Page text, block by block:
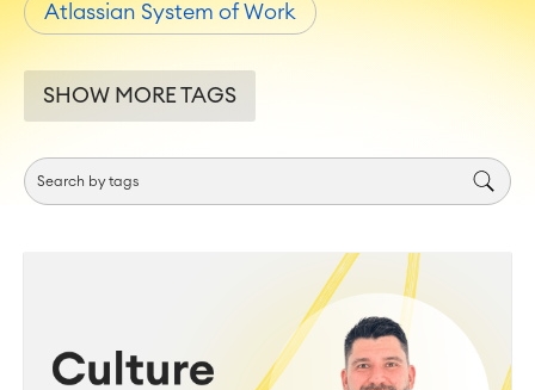
Atlassian System of Work
SHOW MORE TAGS